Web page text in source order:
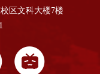
区文科大楼7楼